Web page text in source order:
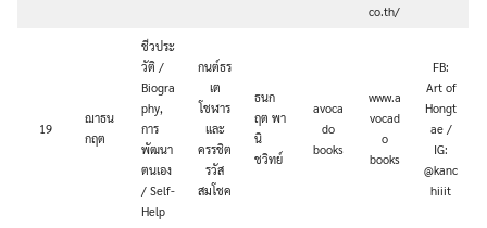
co.th/
19
ฌาธน
กฤต
ชีวประ
วัติ /
Biogra
phy,
การ
พัฒนา
ตนเอง
/ Self-
Help
กนต์ธร
เต
โชฬาร
และ
ครรชิต
รวัส
สมโชค
ธนก
ฤต พา
นิ
ชวิทย์
avoca
do
books
www.a
vocad
o
books
FB:
Art of
Hongt
ae /
IG:
@kanc
hiiit